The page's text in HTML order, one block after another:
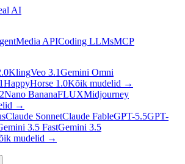
AI
Media APICoding LLMsMCP
KlingVeo 3.1Gemini Omni
HappyHorse 1.0Kõik mudelid →
Nano BananaFLUXMidjourney
→
Claude SonnetClaude FableGPT-5.5GPT-
3.5 FastGemini 3.5
mudelid →